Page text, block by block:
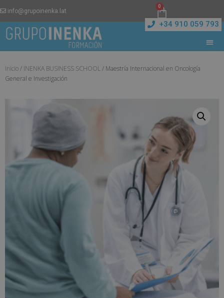
info@grupoinenka.lat
0
+34 910 059 793
Inicio/ INENKA BUSINESS SCHOOL/ Maestría Internacional en Oncología
General e Investigación